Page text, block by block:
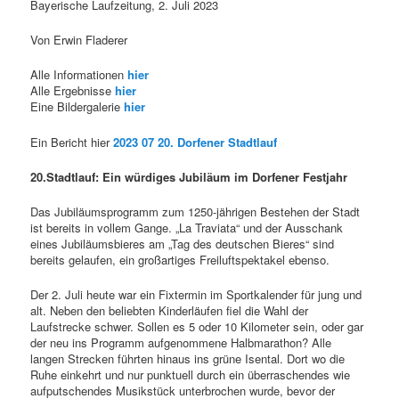
Bayerische Laufzeitung, 2. Juli 2023
Von Erwin Fladerer
Alle Informationenhier
Alle Ergebnisse hier
Eine Bildergaleriehier
Ein Bericht hier2023 07 20. Dorfener Stadtlauf
20.Stadtlauf: Ein würdiges Jubiläum im Dorfener Festjahr
Das Jubiläumsprogramm zum 1250-jährigen Bestehen der Stadt
ist bereits in vollem Gange. „La Traviata“ und der Ausschank
eines Jubiläumsbieres am „Tag des deutschen Bieres“ sind
bereits gelaufen, ein großartiges Freiluftspektakel ebenso.
Der 2. Juli heute war ein Fixtermin im Sportkalender für jung und
alt. Neben den beliebten Kinderläufen fiel die Wahl der
Laufstrecke schwer. Sollen es 5 oder 10 Kilometer sein, oder gar
der neu ins Programm aufgenommene Halbmarathon? Alle
langen Strecken führten hinaus ins grüne Isental. Dort wo die
Ruhe einkehrt und nur punktuell durch ein überraschendes wie
aufputschendes Musikstück unterbrochen wurde, bevor der